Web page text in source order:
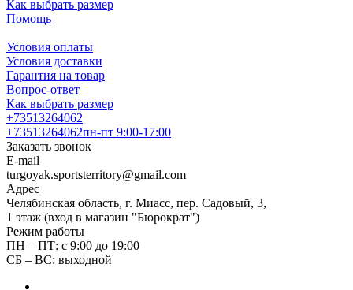
Как выбрать размер
Помощь
Условия оплаты
Условия доставки
Гарантия на товар
Вопрос-ответ
Как выбрать размер
+73513264062
+73513264062пн-пт 9:00-17:00
Заказать звонок
E-mail
turgoyak.sportsterritory@gmail.com
Адрес
Челябинская область, г. Миасс, пер. Садовый, 3,
1 этаж (вход в магазин "Бюрократ")
Режим работы
ПН – ПТ: с 9:00 до 19:00
СБ – ВС: выходной